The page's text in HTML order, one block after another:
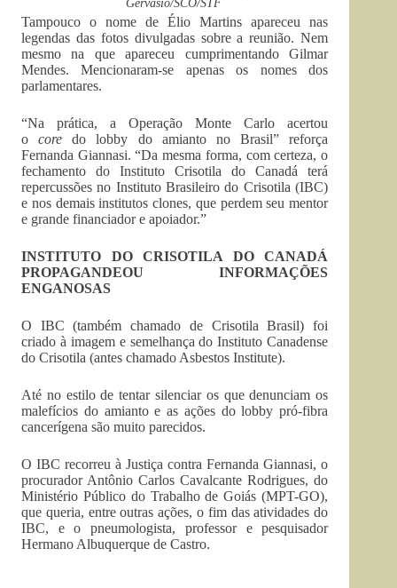
Tampouco o nome de Élio Martins apareceu nas
legendas das fotos divulgadas sobre a reunião. Nem
mesmo na que apareceu cumprimentando Gilmar
Mendes. Mencionaram-se apenas os nomes dos
parlamentares.
“Na prática, a Operação Monte Carlo acertou
ocore do lobby do amianto no Brasil” reforça
Fernanda Giannasi. “Da mesma forma, com certeza, o
fechamento do Instituto Crisotila do Canadá terá
repercussões no Instituto Brasileiro do Crisotila (IBC)
e nos demais institutos clones, que perdem seu mentor
e grande financiador e apoiador.”
INSTITUTO DO CRISOTILA DO CANADÁ
PROPAGANDEOU INFORMAÇÕES
ENGANOSAS
O IBC (também chamado de Crisotila Brasil) foi
criado à imagem e semelhança do Instituto Canadense
do Crisotila (antes chamado Asbestos Institute).
Até no estilo de tentar silenciar os que denunciam os
malefícios do amianto e as ações do lobby pró-fibra
cancerígena são muito parecidos.
O IBC recorreu à Justiça contra Fernanda Giannasi, o
procurador Antônio Carlos Cavalcante Rodrigues, do
Ministério Público do Trabalho de Goiás (MPT-GO),
que queria, entre outras ações, o fim das atividades do
IBC, e o pneumologista, professor e pesquisador
Hermano Albuquerque de Castro.